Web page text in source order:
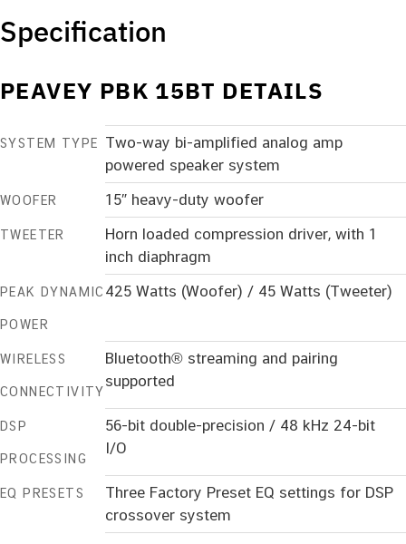
Specification
PEAVEY PBK 15BT DETAILS
SYSTEM TYPE
Two-way bi-amplified analog amp
powered speaker system
WOOFER 15″ heavy-duty woofer
TWEETER
Horn loaded compression driver, with 1
inch diaphragm
PEAK DYNAMIC
POWER
425 Watts (Woofer) / 45 Watts (Tweeter)
WIRELESS
CONNECTIVITY
Bluetooth® streaming and pairing
supported
DSP
PROCESSING
56-bit double-precision / 48 kHz 24-bit
I/O
EQ PRESETS
Three Factory Preset EQ settings for DSP
crossover system